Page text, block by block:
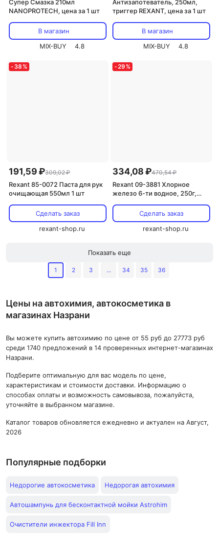
Супер Смазка 210мл
NANOPROTECH, цена за 1 шт
В магазин
MIX-BUY
4.8
Антизапотеватель, 250мл,
триггер REXANT, цена за 1 шт
В магазин
MIX-BUY
4.8
- 38 %
191,59 ₽309,02 ₽
Rexant 85-0072 Паста для рук
очищающая 550мл 1 шт
Сделать заказ
rexant-shop.ru
-29 %
334,08 ₽470,54 ₽
Rexant 09-3881 Хлорное
железо 6-ти водное, 250г,
Сделать заказ
rexant-shop.ru
Показать еще
1 2 3 ... 34 35 36
Цены на автохимия, автокосметика в
магазинах Назрани
Вы можете купить автохимию по цене от 55 руб до 27773 руб
среди 1740 предложений в 14 проверенных интернет-магазинах
Назрани.
Подберите оптимальную для вас модель по цене,
характеристикам и стоимости доставки. Информацию о
способах оплаты и возможность самовывоза, пожалуйста,
уточняйте в выбранном магазине.
Каталог товаров обновляется ежедневно и актуален на Август,
2026
Популярные подборки
Недорогие автокосметика Недорогая автохимия
Автошампунь для бесконтактной мойки Astrohim
Очистители инжектора Fill Inn